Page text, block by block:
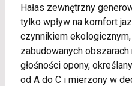
Hałas zewnętrzny
tylko wpływ na komfort
czynnikiem
zabudowanych
głośności opony,
od A do C i mierzony w